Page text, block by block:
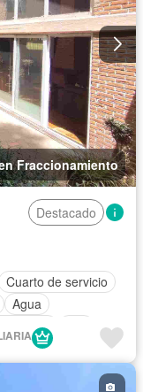
Fraccionamiento
Destacado
Cuarto de servicio
Agua
Despacho